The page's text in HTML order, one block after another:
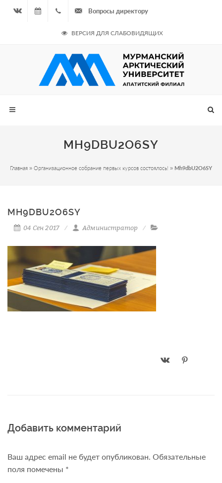
07.08.2026
- Чётная
неделя
964
687
Вопросы директору
ВЕРСИЯ ДЛЯ СЛАБОВИДЯЩИХ
MH9DBU2O6SY
Главная » Организационное собрание первых курсов состоялось! » Mh9dbU2O6SY
MH9DBU2O6SY
04 Сен 2017 Администратор
Добавить комментарий
Ваш адрес email не будет опубликован. Обязательные
поля помечены *